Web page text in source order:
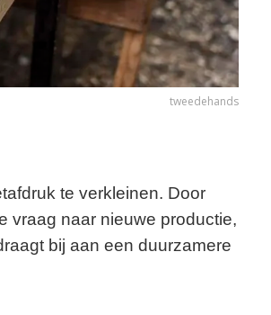
tweedehands
te verkleinen. Door
vraag naar nieuwe productie,
bij aan een duurzamere